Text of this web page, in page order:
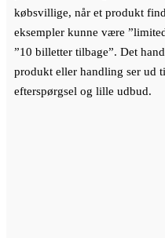
købsvillige, når et produkt
eksempler kunne være
”10 billetter tilbage”. Det
produkt eller handling ser ud
efterspørgsel og lille udbud.